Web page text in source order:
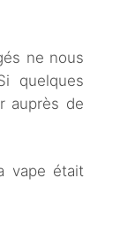
ne nous
quelques
auprès de
vape était